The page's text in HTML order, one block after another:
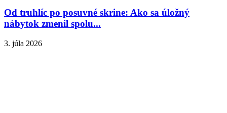
Od truhlíc po posuvné skrine: Ako sa úložný
nábytok zmenil spolu...
3. júla 2026